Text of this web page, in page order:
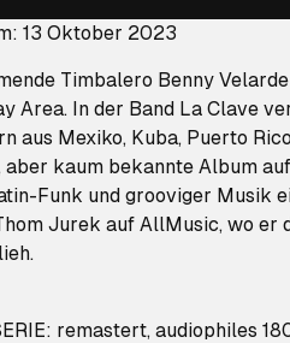
13 Oktober 2023
Timbalero Benny
Area. In der Band La Clave
aus Mexiko, Kuba, Puerto
kaum bekannte Album
Funk und grooviger Musik
Jurek auf AllMusic, wo er
remastert, audiophiles